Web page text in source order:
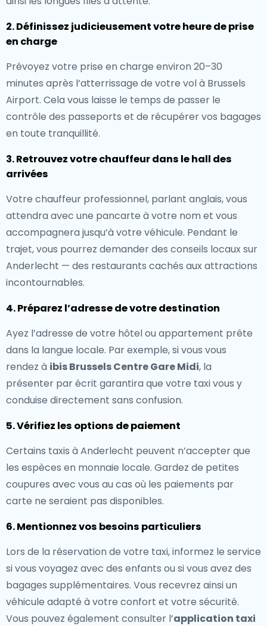
2. Définissez judicieusement votre heure de prise
en charge
Prévoyez votre prise en charge environ 20–30
minutes après l’atterrissage de votre vol à Brussels
Airport. Cela vous laisse le temps de passer le
contrôle des passeports et de récupérer vos bagages
en toute tranquillité.
3. Retrouvez votre chauffeur dans le hall des
arrivées
Votre chauffeur professionnel, parlant anglais, vous
attendra avec une pancarte à votre nom et vous
accompagnera jusqu’à votre véhicule. Pendant le
trajet, vous pourrez demander des conseils locaux sur
Anderlecht — des restaurants cachés aux attractions
incontournables.
4. Préparez l’adresse de votre destination
Ayez l’adresse de votre hôtel ou appartement prête
dans la langue locale. Par exemple, si vous vous
rendez à ibis Brussels Centre Gare Midi, la
présenter par écrit garantira que votre taxi vous y
conduise directement sans confusion.
5. Vérifiez les options de paiement
Certains taxis à Anderlecht peuvent n’accepter que
les espèces en monnaie locale. Gardez de petites
coupures avec vous au cas où les paiements par
carte ne seraient pas disponibles.
6. Mentionnez vos besoins particuliers
Lors de la réservation de votre taxi, informez le service
si vous voyagez avec des enfants ou si vous avez des
bagages supplémentaires. Vous recevrez ainsi un
véhicule adapté à votre confort et votre sécurité.
Vous pouvez également consulter l’application taxi